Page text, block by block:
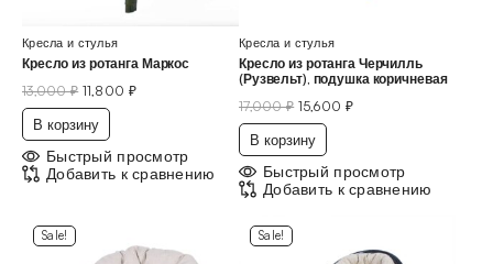
Кресла и стулья
Кресло из ротанга Маркос
13,000₽ 11,800 ₽
В корзину
Быстрый просмотр
Добавить к сравнению
Кресла и стулья
Кресло из ротанга Черчилль
(Рузвельт), подушка коричневая
17,000₽ 15,600 ₽
В корзину
Быстрый просмотр
Добавить к сравнению
Sale! Sale!